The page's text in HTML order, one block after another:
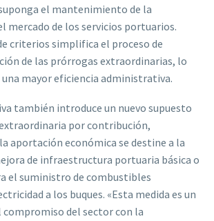
el mantenimiento de la
mercado de los servicios portuarios.
criterios simplifica el proceso de
de las prórrogas extraordinarias, lo
una mayor eficiencia administrativa.
también introduce un nuevo supuesto
por contribución,
aportación económica se destine a la
de infraestructura portuaria básica o
el suministro de combustibles
a los buques. «Esta medida es un
del sector con la